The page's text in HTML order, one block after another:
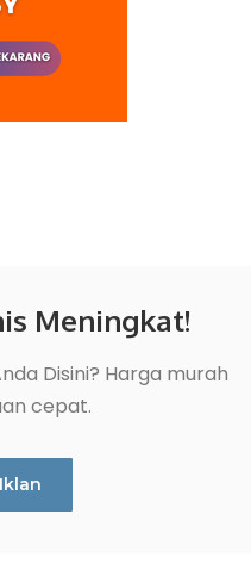
Meningkat!
Disini? Harga murah
cepat.